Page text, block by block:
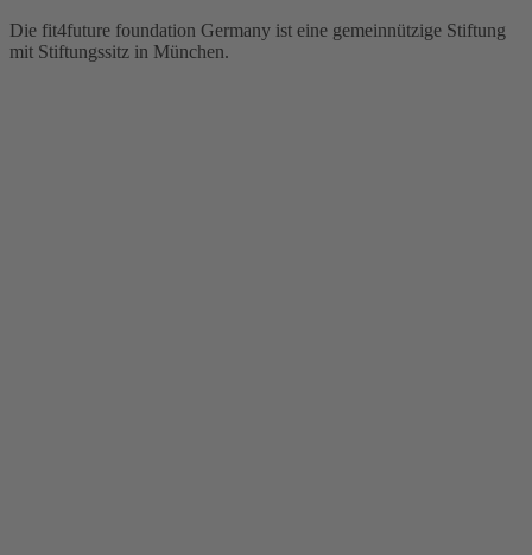
Die fit4future foundation Germany ist eine gemeinnützige Stiftung
mit Stiftungssitz in München.